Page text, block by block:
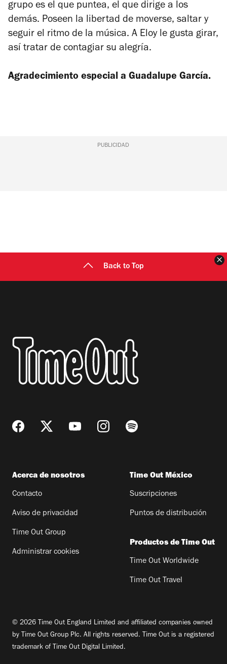
grupo es el que puntea, el que dirige a los
demás. Poseen la libertad de moverse, saltar y
seguir el ritmo de la música. A Eloy le gusta girar,
así tratar de contagiar su alegría.
Agradecimiento especial a Guadalupe García.
PUBLICIDAD
Back to Top
Acerca de nosotros
Contacto
Aviso de privacidad
Time Out Group
Administrar cookies
Time Out México
Suscripciones
Puntos de distribución
Productos de Time Out
Time Out Worldwide
Time Out Travel
© 2026 Time Out England Limited and affiliated companies owned
by Time Out Group Plc. All rights reserved. Time Out is a registered
trademark of Time Out Digital Limited.